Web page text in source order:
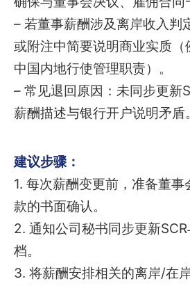
– 若董事薪酬涉及离岸收入判
或附注中简要说明商业实质（
中国内地行使管理职责）。
– 常见退回原因：未同步更新
薪酬描述与银行开户说明矛盾。
建议步骤：
1. 每次薪酬变更前，准备董
款的书面确认。
2. 通知公司秘书同步更新
档。
3. 将薪酬安排相关的离岸/在